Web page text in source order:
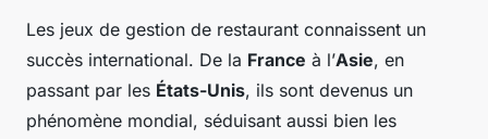
Les jeux de gestion de restaurant connaissent un
succès international. De la France à l’Asie, en
passant par les États-Unis, ils sont devenus un
phénomène mondial, séduisant aussi bien les